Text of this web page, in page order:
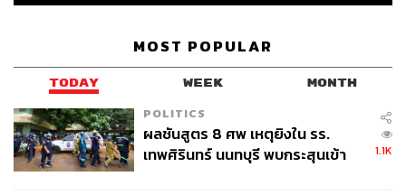
จะกินแกงกับข้าวหมกหรือโรตีก็ได้ไม่ผิด
เมื่อมาถึงการิม โรตีมะตะบะ จะไม่สั่ง
เมนูเด็ดนี้ก็เหมือนมาไม่ถึง ที่นี่มีมะตะบะให้เลือกตั้งแต่ไส้ไก่
ไส้เนื้อ หรือไส้มังสวิรัติ เสิร์ฟขนาดพอรับประทานให้เหลือ
พื้นที่กระเพาะไว้รองรับของอร่อยอื่นๆ แต่แม้จะมีขนาดไม่
MOST POPULAR
TODAY WEEK MONTH
POLITICS
ผลชันสูตร 8 ศพ เหตุยิงใน รร.
เทพศิรินทร์ นนทบุรี พบกระสุนเข้า
1.1K